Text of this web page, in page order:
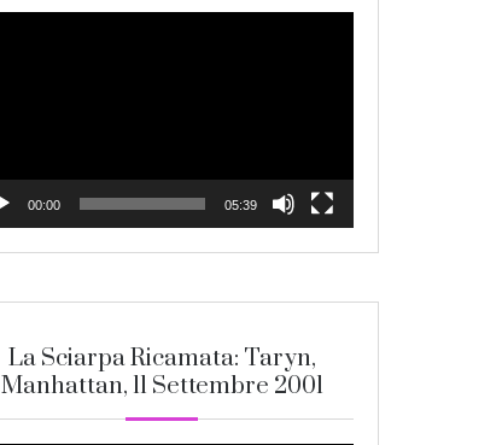
00:00 05:39
La Sciarpa Ricamata: Taryn,
Manhattan, 11 Settembre 2001